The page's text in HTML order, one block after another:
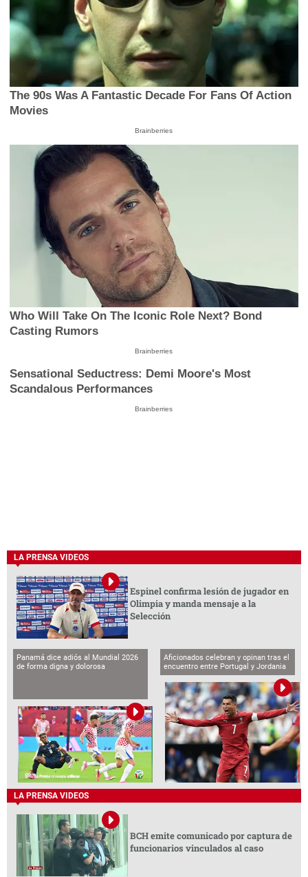
The 90s Was A Fantastic Decade For Fans Of Action
Movies
Brainberries
Who Will Take On The Iconic Role Next? Bond
Casting Rumors
Brainberries
Sensational Seductress: Demi Moore's Most
Scandalous Performances
Brainberries
LA PRENSA VIDEOS
Espinel confirma lesión de jugador en
Olimpia y manda mensaje a la
Selección
Panamá dice adiós al Mundial 2026
de forma digna y dolorosa
Aficionados celebran y opinan tras el
encuentro entre Portugal y Jordania
LA PRENSA VIDEOS
BCH emite comunicado por captura de
funcionarios vinculados al caso